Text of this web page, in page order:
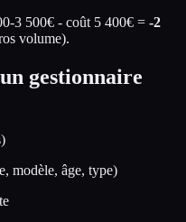
3 500€ - coût 5 400€ = -2
volume).
gestionnaire
modèle, âge, type)